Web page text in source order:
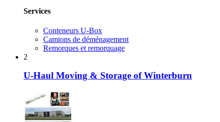
Services
Conteneurs U-Box
Camions de déménagement
Remorques et remorquage
2
U-Haul Moving & Storage of Winterburn